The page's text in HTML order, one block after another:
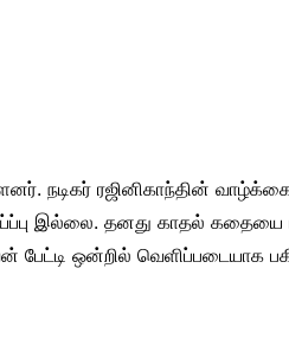
நடிகர் ரஜினிகாந்தின்
இல்லை. தனது காதல் கதையை
ஒன்றில் வெளிப்படையாக